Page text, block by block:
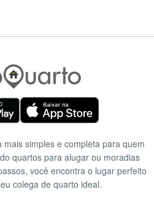
simples e completa para quem
quartos para alugar ou moradias
você encontra o lugar perfeito
colega de quarto ideal.